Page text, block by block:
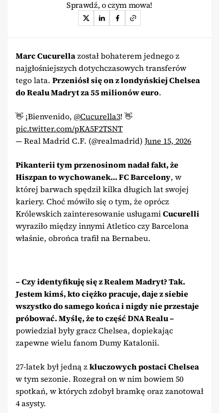
Sprawdź, o czym mowa!
Marc Cucurellazostał bohaterem jednego z
najgłośniejszych dotychczasowych transferów
tego lata. Przeniósł się on z londyńskiej Chelsea
do Realu Madryt za 55 milionów euro.
👋 ¡Bienvenido, @Cucurella3! 👋
pic.twitter.com/pKA5F2TSNT
— Real Madrid C.F. (@realmadrid) June 15, 2026
Pikanterii tym przenosinom nadał fakt, że
Hiszpan to wychowanek… FC Barcelony, w
której barwach spędził kilka długich lat swojej
kariery. Choć mówiło się o tym, że oprócz
Królewskich zainteresowanie usługamiCucurelli
wyraziło między innymi Atletico czy Barcelona
właśnie, obrońca trafił na Bernabeu.
– Czy identyfikuję się z Realem Madryt? Tak.
Jestem kimś, kto ciężko pracuje, daje z siebie
wszystko do samego końca i nigdy nie przestaje
próbować. Myślę, że to część DNA Realu –
powiedział były gracz Chelsea, dopiekając
zapewne wielu fanom Dumy Katalonii.
27-latek był jedną zkluczowych postaci Chelsea
w tym sezonie. Rozegrał on w nim bowiem 50
spotkań, w których zdobył bramkę oraz zanotował
4 asysty.